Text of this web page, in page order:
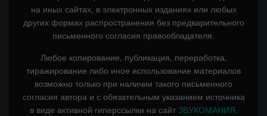
на иных сайтах, в электронных изданиях или любых
других формах распространения без предварительного
письменного согласия правообладателя.
Любое копирование, публикация, переработка,
тиражирование либо иное использование материалов
возможно только при наличии такого письменного
согласия автора и с обязательным указанием источника
в виде активной гиперссылки на сайт ЗВУКОМАНИЯ.